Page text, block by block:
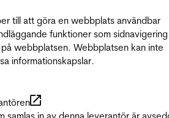
till att göra en webbplats användbar
funktioner som
webbplatsen. Webbplatsen kan inte
informationskapslar.